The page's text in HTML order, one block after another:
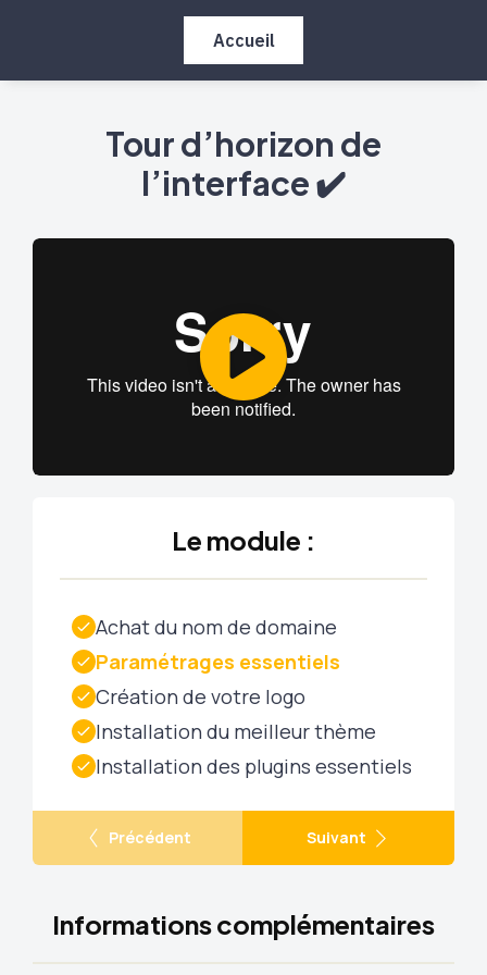
Accueil
Tour d’horizon de
l’interface ✔️
Le module :
Achat du nom de domaine
Paramétrages essentiels
Création de votre logo
Installation du meilleur thème
Installation des plugins essentiels
Précédent Suivant
Informations complémentaires